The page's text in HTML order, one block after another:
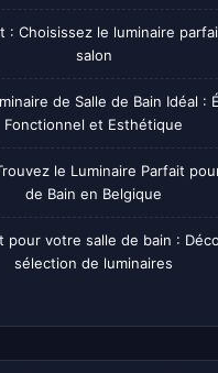
: Choisissez le luminaire
salon
de Salle de Bain Idéal :
Fonctionnel et Esthétique
le Luminaire Parfait
de Bain en Belgique
pour votre salle de bain :
sélection de luminaires